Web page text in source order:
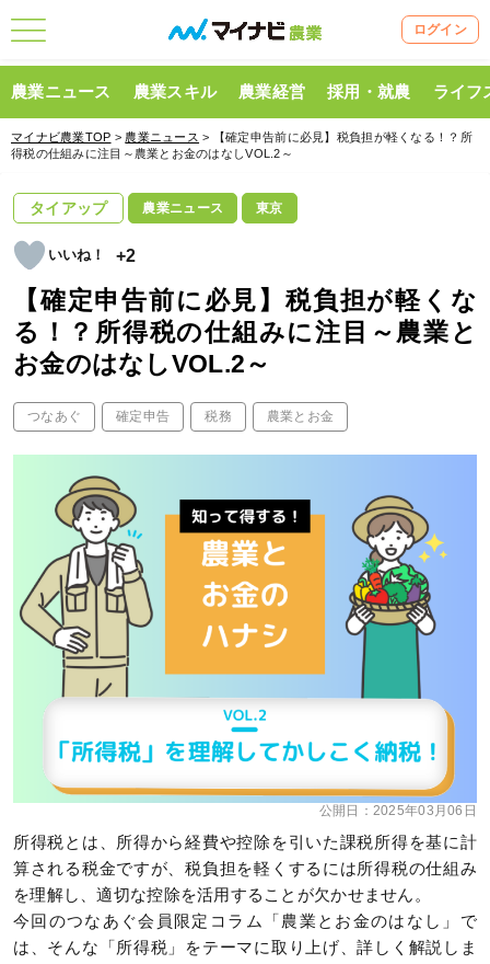
ログイン
農業ニュース 農業スキル 農業経営 採用・就農 ライフ
マイナビ農業TOP > 農業ニュース > 【確定申告前に必見】税負担が軽くなる！？所
得税の仕組みに注目～農業とお金のはなしVOL.2～
タイアップ 農業ニュース 東京
+2
【確定申告前に必見】税負担が軽くな
る！？所得税の仕組みに注目～農業と
お金のはなしVOL.2～
つなあぐ 確定申告 税務 農業とお金
公開日： 2025年03月06日
所得税とは、所得から経費や控除を引いた課税所得を基に計
算される税金ですが、税負担を軽くするには所得税の仕組み
を理解し、適切な控除を活用することが欠かせません。
今回のつなあぐ会員限定コラム「農業とお金のはなし」で
は、そんな「所得税」をテーマに取り上げ、詳しく解説しま